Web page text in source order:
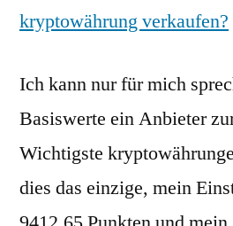
kryptowährung verkaufen?
Ich kann nur für mich
Basiswerte ein Anbieter
Wichtigste
dies das einzige, mein